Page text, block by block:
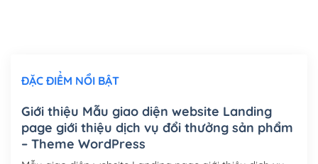
Mua thêm Host + Tên miền
Tên miền quốc tế .com .net .org (1 năm)
(+300,000₫)
Tên miền Việt Nam .vn (1 năm)(+550,000₫)
Hosting 2GB SSD (1 năm) (+450,000₫)
ĐẶC ĐIỂM NỔI BẬT
Giới thiệu Mẫu giao diện website Landing
page giới thiệu dịch vụ đổi thưởng sản phẩm
– Theme WordPress